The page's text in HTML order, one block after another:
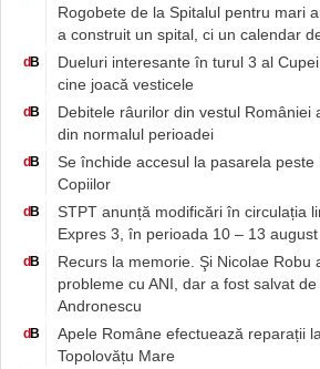
Rogobete de la Spitalul pentru mari
a construit un spital, ci un calendar
d B
Dueluri interesante în turul 3 al
cine joacă vesticele
d B
Debitele râurilor din vestul României
din normalul perioadei
d B
Se închide accesul la pasarela peste
Copiilor
d B
STPT anunță modificări în circulația
Expres 3, în perioada 10 – 13 august
d B
Recurs la memorie. Şi Nicolae Robu
probleme cu ANI, dar a fost salvat
Andronescu
d B
Apele Române efectuează reparații
Topolovățu Mare